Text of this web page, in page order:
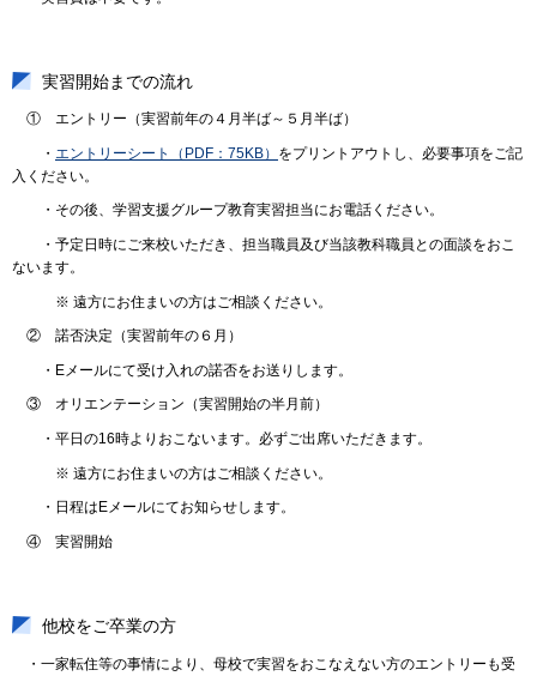
実習開始までの流れ
① エントリー（実習前年の４月半ば～５月半ば）
・ エントリーシート（PDF：75KB） をプリントアウトし、必要事項をご記
入ください。
・その後、学習支援グループ教育実習担当にお電話ください。
・予定日時にご来校いただき、担当職員及び当該教科職員との面談をおこ
ないます。
※ 遠方にお住まいの方はご相談ください。
② 諾否決定（実習前年の６月）
・Eメールにて受け入れの諾否をお送りします。
③ オリエンテーション（実習開始の半月前）
・平日の16時よりおこないます。必ずご出席いただきます。
※ 遠方にお住まいの方はご相談ください。
・日程はEメールにてお知らせします。
④ 実習開始
他校をご卒業の方
・一家転住等の事情により、母校で実習をおこなえない方のエントリーも受